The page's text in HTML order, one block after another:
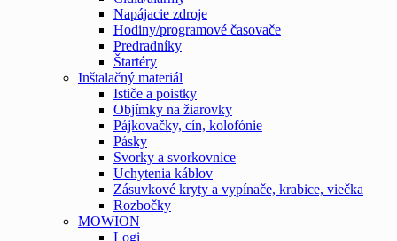
Napájacie zdroje
Hodiny/programové časovače
Predradníky
Štartéry
Inštalačný materiál
Ističe a poistky
Objímky na žiarovky
Pájkovačky, cín, kolofónie
Pásky
Svorky a svorkovnice
Uchytenia káblov
Zásuvkové kryty a vypínače, krabice, viečka
Rozbočky
MOWION
Logi